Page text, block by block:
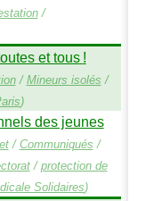
/
et tous !
/ Mineurs isolés /
)
des jeunes
/ Communiqués /
/ protection de
Solidaires)